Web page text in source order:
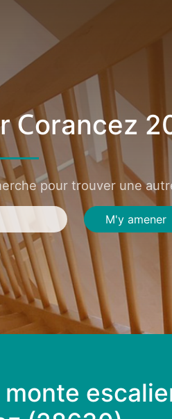
Corancez
pour trouver une
M'y amener